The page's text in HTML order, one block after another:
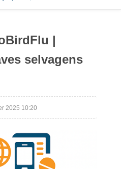
|
selvagens
2025 10:20